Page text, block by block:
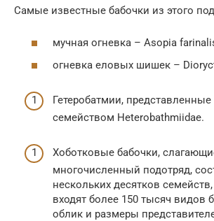
Самые известные бабочки из этого
мучная огневка – Asopia
огневка еловых шишек –
Гетеробатмии,
семейством Heterobathmiidae.
Хоботковые бабочки,
многочисленный подотряд,
нескольких десятков
входят более 150 тысяч видов
облик и размеры